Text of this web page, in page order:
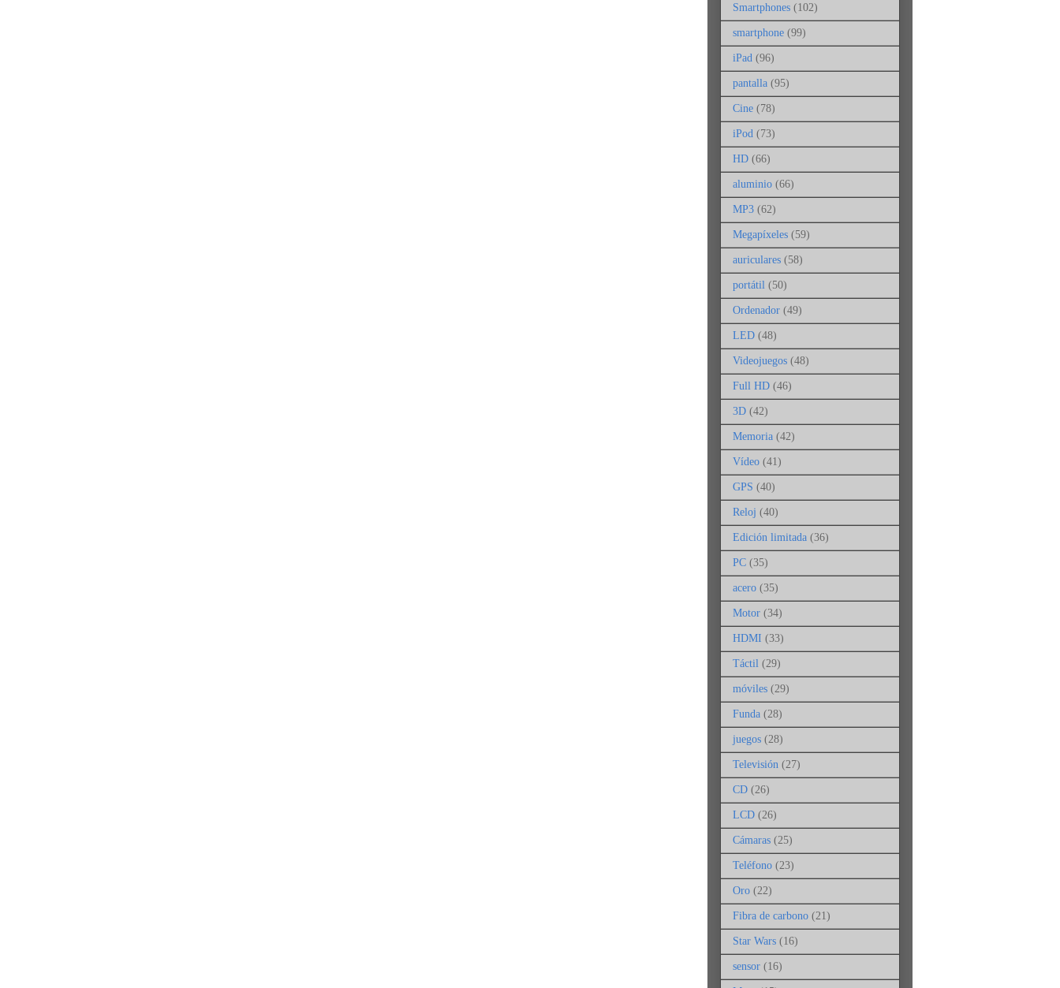
Smartphones (102)
smartphone (99)
iPad (96)
pantalla (95)
Cine (78)
iPod (73)
HD (66)
aluminio (66)
MP3 (62)
Megapíxeles (59)
auriculares (58)
portátil (50)
Ordenador (49)
LED (48)
Videojuegos (48)
Full HD (46)
3D (42)
Memoria (42)
Vídeo (41)
GPS (40)
Reloj (40)
Edición limitada (36)
PC (35)
acero (35)
Motor (34)
HDMI (33)
Táctil (29)
móviles (29)
Funda (28)
juegos (28)
Televisión (27)
CD (26)
LCD (26)
Cámaras (25)
Teléfono (23)
Oro (22)
Fibra de carbono (21)
Star Wars (16)
sensor (16)